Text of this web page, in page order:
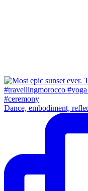
Dance, embodiment,